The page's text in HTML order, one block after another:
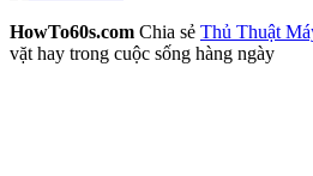
HowTo60s.com Chia sẻ Thủ Thuật
vặt hay trong cuộc sống hàng ngày